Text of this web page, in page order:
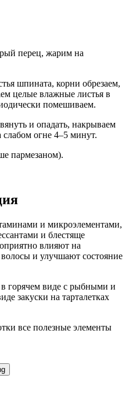
перец, жарим на
шпината, корни обрезаем,
целые влажные листья в
помешиваем.
и опадать, накрываем
огне 4–5 минут.
пармезаном).
и микроэлементами,
и блестяще
влияют на
и улучшают состояние
горячем виде с рыбными и
закуски на тарталетках
все полезные элементы